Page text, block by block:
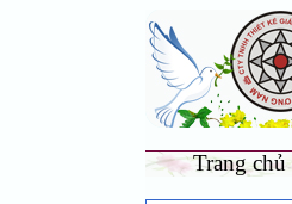
Trang chủ